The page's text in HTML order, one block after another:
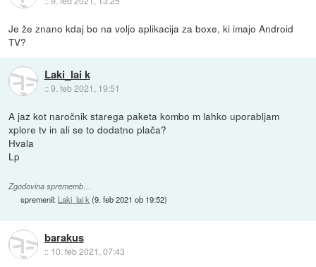
Je že znano kdaj bo na voljo aplikacija za boxe, ki imajo Android
TV?
Laki_lai k
::9. feb 2021, 19:51
A jaz kot naročnik starega paketa kombo m lahko uporabljam
xplore tv in ali se to dodatno plača?
Hvala
Lp
Zgodovina sprememb…
spremenil: Laki_lai k (9. feb 2021 ob 19:52)
barakus
:: 10. feb 2021, 07:43